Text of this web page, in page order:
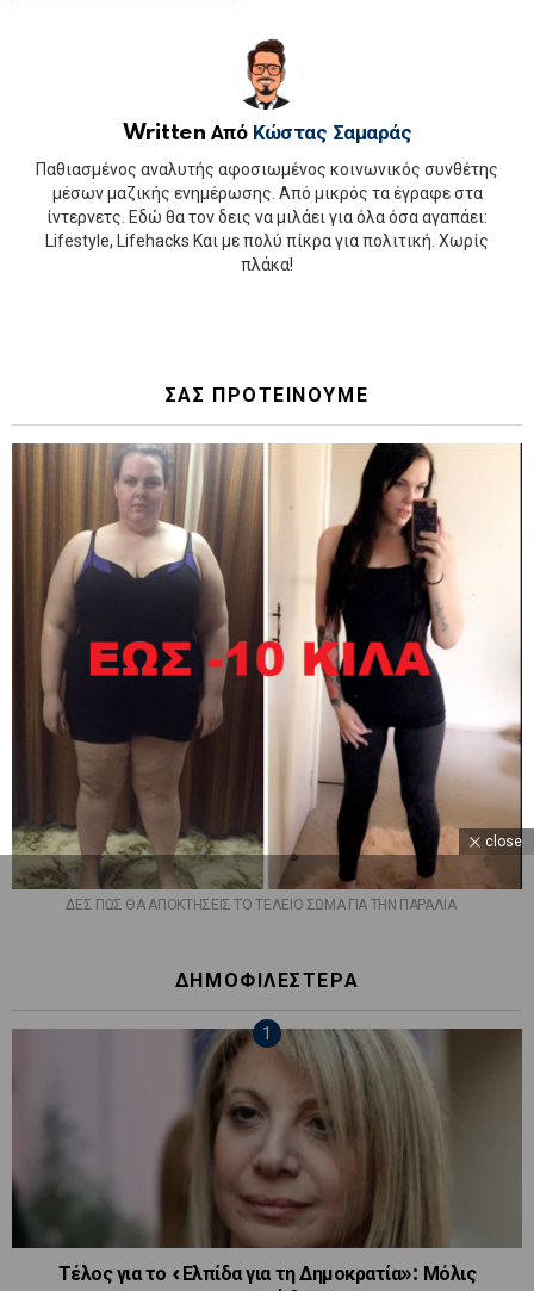
Written Από Κώστας Σαμαράς
Παθιασμένος αναλυτής αφοσιωμένος κοινωνικός συνθέτης
μέσων μαζικής ενημέρωσης. Από μικρός τα έγραφε στα
ίντερνετς. Εδώ θα τον δεις να μιλάει για όλα όσα αγαπάει:
Lifestyle, Lifehacks Και με πολύ πίκρα για πολιτική. Χωρίς
πλάκα!
ΣΑΣ ΠΡΟΤΕΙΝΟΥΜΕ
ΔΕΣ ΠΩΣ ΘΑ ΑΠΟΚΤΗΣΕΙΣ ΤΟ ΤΕΛΕΙΟ ΣΩΜΑ ΓΙΑ ΤΗΝ ΠΑΡΑΛΙΑ
ΔΗΜΟΦΙΛΕΣΤΕΡΑ
Τέλος για το «Ελπίδα για τη Δημοκρατία»: Μόλις
close